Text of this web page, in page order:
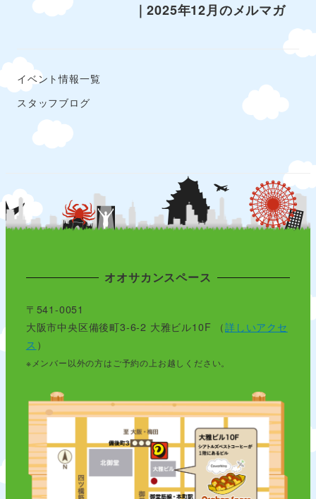
｜2025年12月のメルマガ
イベント情報一覧
スタッフブログ
オオサカンスペース
〒541-0051
大阪市中央区備後町3-6-2 大雅ビル10F （詳しいアクセ
ス ）
※メンバー以外の方はご予約の上お越しください。